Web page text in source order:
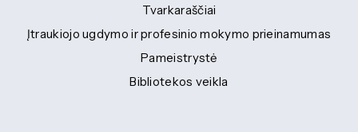
Tvarkaraščiai
Įtraukiojo ugdymo ir profesinio mokymo prieinamumas
Pameistrystė
Bibliotekos veikla